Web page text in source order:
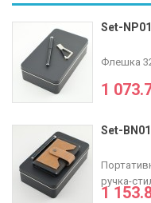
Set-
Флешка
1
Set-
ручка-
1